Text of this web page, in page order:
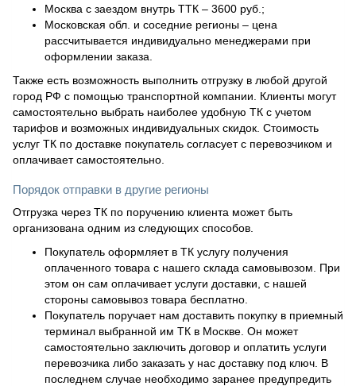
Москва с заездом внутрь ТТК – 3600 руб.;
Московская обл. и соседние регионы – цена
рассчитывается индивидуально менеджерами при
оформлении заказа.
Также есть возможность выполнить отгрузку в любой другой
город РФ с помощью транспортной компании. Клиенты могут
самостоятельно выбрать наиболее удобную ТК с учетом
тарифов и возможных индивидуальных скидок. Стоимость
услуг ТК по доставке покупатель согласует с перевозчиком и
оплачивает самостоятельно.
Порядок отправки в другие регионы
Отгрузка через ТК по поручению клиента может быть
организована одним из следующих способов.
Покупатель оформляет в ТК услугу получения
оплаченного товара с нашего склада самовывозом. При
этом он сам оплачивает услуги доставки, с нашей
стороны самовывоз товара бесплатно.
Покупатель поручает нам доставить покупку в приемный
терминал выбранной им ТК в Москве. Он может
самостоятельно заключить договор и оплатить услуги
перевозчика либо заказать у нас доставку под ключ. В
последнем случае необходимо заранее предупредить